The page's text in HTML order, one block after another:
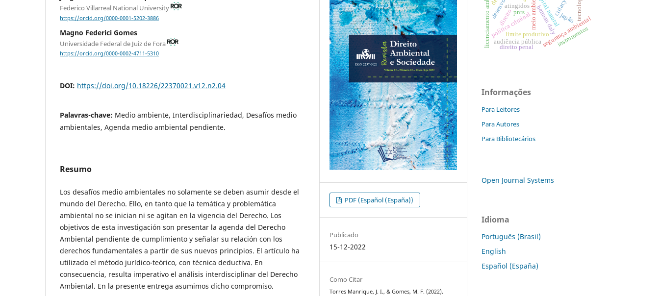
Federico Villarreal National University
https://orcid.org/0000-0001-5202-3886
Magno Federici Gomes
Universidade Federal de Juiz de Fora
https://orcid.org/0000-0002-4711-5310
DOI: https://doi.org/10.18226/22370021.v12.n2.04
Palavras-chave: Medio ambiente, Interdisciplinariedad, Desafíos medio
ambientales, Agenda medio ambiental pendiente.
Resumo
Los desafíos medio ambientales no solamente se deben asumir desde el
mundo del Derecho. Ello, en tanto que la temática y problemática
ambiental no se inician ni se agitan en la vigencia del Derecho. Los
objetivos de esta investigación son presentar la agenda del Derecho
Ambiental pendiente de cumplimiento y señalar su relación con los
derechos fundamentales a partir de sus nuevos principios. El artículo ha
utilizado el método jurídico-teórico, con técnica deductiva. En
consecuencia, resulta imperativo el análisis interdisciplinar del Derecho
Ambiental. En la presente entrega asumimos dicho compromiso.
PDF (Español (España))
Publicado
15-12-2022
Como Citar
Torres Manrique, J. I., & Gomes, M. F. (2022).
herman daly
segurança ambiental
limite produtivo
capital natural
meio ambiente
política criminal japão
licenciamento ambiental audiência pública
atingidos
direito pnrs
instrumentos
direito penal
Informações
Para Leitores
Para Autores
Para Bibliotecários
Open Journal Systems
Idioma
Português (Brasil)
English
Español (España)